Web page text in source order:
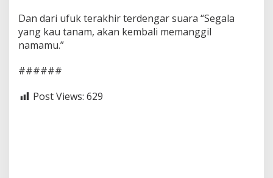
Dan dari ufuk terakhir terdengar suara “Segala
yang kau tanam, akan kembali memanggil
namamu.”
######
Post Views: 629